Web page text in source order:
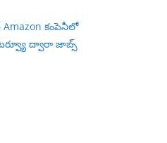
కంపెనీలో
ద్వారా జాబ్స్